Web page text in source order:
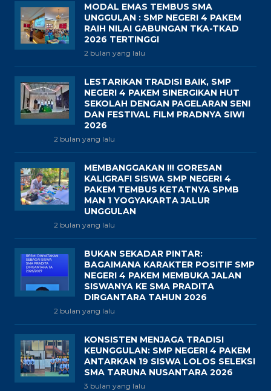
MODAL EMAS TEMBUS SMA
UNGGULAN : SMP NEGERI 4 PAKEM
RAIH NILAI GABUNGAN TKA-TKAD
2026 TERTINGGI
2 bulan yang lalu
LESTARIKAN TRADISI BAIK, SMP
NEGERI 4 PAKEM SINERGIKAN HUT
SEKOLAH DENGAN PAGELARAN SENI
DAN FESTIVAL FILM PRADNYA SIWI
2026
2 bulan yang lalu
MEMBANGGAKAN !!! GORESAN
KALIGRAFI SISWA SMP NEGERI 4
PAKEM TEMBUS KETATNYA SPMB
MAN 1 YOGYAKARTA JALUR
UNGGULAN
2 bulan yang lalu
BUKAN SEKADAR PINTAR:
BAGAIMANA KARAKTER POSITIF SMP
NEGERI 4 PAKEM MEMBUKA JALAN
SISWANYA KE SMA PRADITA
DIRGANTARA TAHUN 2026
2 bulan yang lalu
KONSISTEN MENJAGA TRADISI
KEUNGGULAN: SMP NEGERI 4 PAKEM
ANTARKAN 19 SISWA LOLOS SELEKSI
SMA TARUNA NUSANTARA 2026
3 bulan yang lalu